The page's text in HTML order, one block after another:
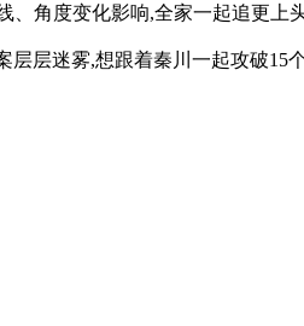
角度变化影响,全家一起追更上头
层迷雾,想跟着秦川一起攻破15